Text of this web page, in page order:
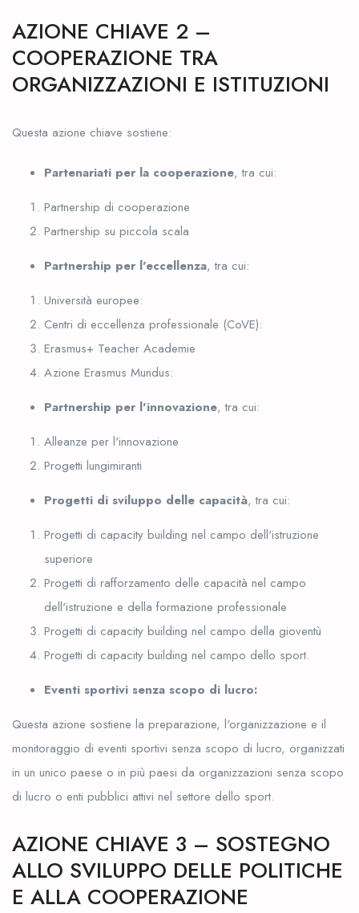
AZIONE CHIAVE 2 –
COOPERAZIONE TRA
ORGANIZZAZIONI E ISTITUZIONI
Questa azione chiave sostiene:
Partenariati per la cooperazione, tra cui:
Partnership di cooperazione
Partnership su piccola scala
Partnership per l'eccellenza, tra cui:
Università europee:
Centri di eccellenza professionale (CoVE):
Erasmus+ Teacher Academie
Azione Erasmus Mundus:
Partnership per l'innovazione, tra cui:
Alleanze per l'innovazione
Progetti lungimiranti
Progetti di sviluppo delle capacità, tra cui:
Progetti di capacity building nel campo dell'istruzione
superiore
Progetti di rafforzamento delle capacità nel campo
dell'istruzione e della formazione professionale
Progetti di capacity building nel campo della gioventù
Progetti di capacity building nel campo dello sport.
Eventi sportivi senza scopo di lucro:
Questa azione sostiene la preparazione, l'organizzazione e il
monitoraggio di eventi sportivi senza scopo di lucro, organizzati
in un unico paese o in più paesi da organizzazioni senza scopo
di lucro o enti pubblici attivi nel settore dello sport.
AZIONE CHIAVE 3 – SOSTEGNO
ALLO SVILUPPO DELLE POLITICHE
E ALLA COOPERAZIONE